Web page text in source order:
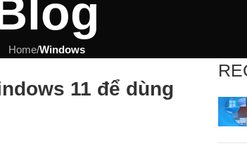
Home/Windows
11 để dùng